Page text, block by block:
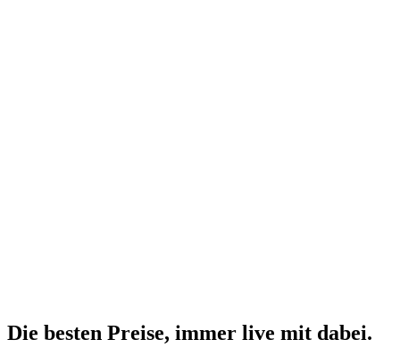
Die besten Preise, immer live mit dabei.